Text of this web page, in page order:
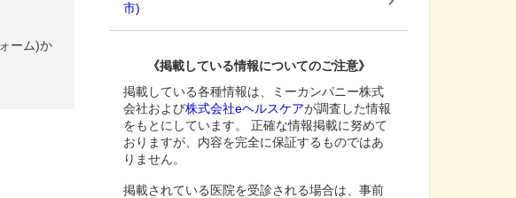
ーム)か
市)
《掲載している情報についてのご注意》
掲載している各種情報は、ミーカンパニー株式
会社および株式会社eヘルスケアが調査した情報
をもとにしています。 正確な情報掲載に努めて
おりますが、内容を完全に保証するものではあ
りません。
掲載されている医院を受診される場合は、事前